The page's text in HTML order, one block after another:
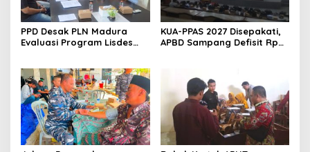
PPD Desak PLN Madura
Evaluasi Program Lisdes
KUA-PPAS 2027 Disepakati,
APBD Sampang Defisit Rp